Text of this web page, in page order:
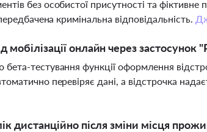
без особистої присутності та
кримінальна відповідальність.
онлайн через застосунок
тестування функції оформлення
перевіряє дані, а відстрочка
дистанційно після зміни місця